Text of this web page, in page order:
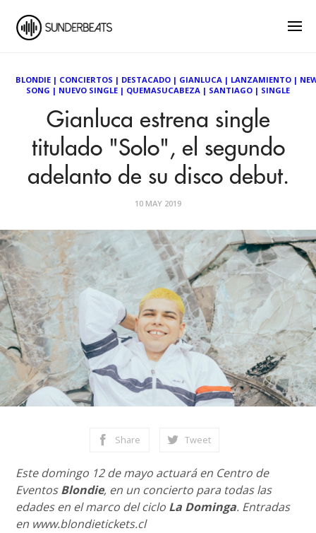
BLONDIE | CONCIERTOS | DESTACADO | GIANLUCA | LANZAMIENTO |
SONG | NUEVO SINGLE | QUEMASUCABEZA | SANTIAGO | SINGLE
Gianluca estrena single
titulado "Solo", el segundo
adelanto de su disco debut.
10 MAY 2019
Share Tweet
Este domingo 12 de mayo actuará en Centro de
EventosBlondie, en un concierto para todas las
edades en el marco del ciclo La Dominga. Entradas
en www.blondietickets.cl